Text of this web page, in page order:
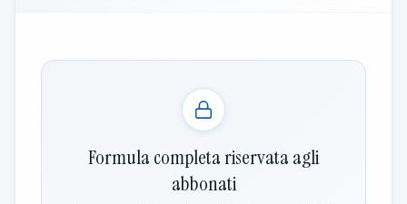
Formula completa riservata agli
abbonati